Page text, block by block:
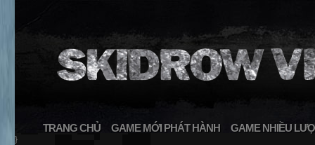
TRANG CHỦ GAME MỚI PHÁT HÀNH GAME NHIỀU
}